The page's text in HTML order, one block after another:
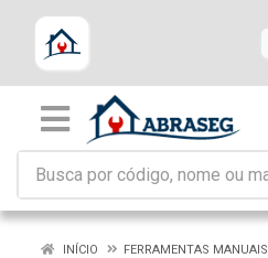
INÍCIO
FERRAMENTAS MANUAIS